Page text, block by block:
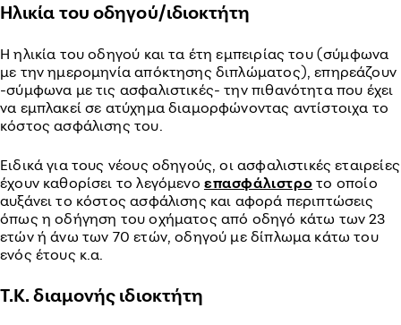
Ηλικία του οδηγού/ιδιοκτήτη
Η ηλικία του οδηγού και τα έτη εμπειρίας του (σύμφωνα
με την ημερομηνία απόκτησης διπλώματος), επηρεάζουν
-σύμφωνα με τις ασφαλιστικές- την πιθανότητα που έχει
να εμπλακεί σε ατύχημα διαμορφώνοντας αντίστοιχα το
κόστος ασφάλισης του.
Ειδικά για τους νέους οδηγούς, οι ασφαλιστικές εταιρείες
έχουν καθορίσει το λεγόμενο επασφάλιστρο το οποίο
αυξάνει το κόστος ασφάλισης και αφορά περιπτώσεις
όπως η οδήγηση του οχήματος από οδηγό κάτω των 23
ετών ή άνω των 70 ετών, οδηγού με δίπλωμα κάτω του
ενός έτους κ.α.
Τ.Κ. διαμονής ιδιοκτήτη